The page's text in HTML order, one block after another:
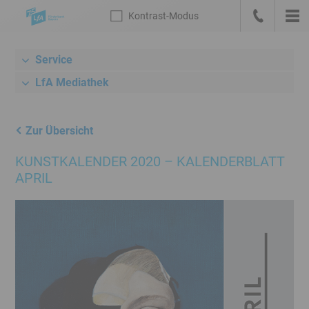
Sprungmarken
Kontrast-
Meta-
Navigation
Link
Bankenportal
und
Sprachwechsel
Konditionen
Startseite
Kontrast-Modus
Die
Service
LfA Mediathek
Zur Übersicht
KUNSTKALENDER 2020 – KALENDERBLATT
APRIL